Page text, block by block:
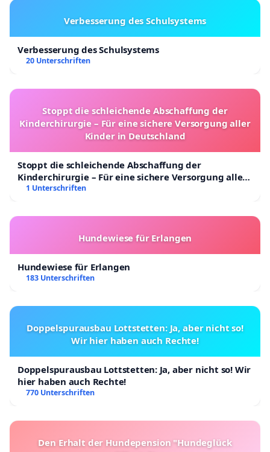
Verbesserung des Schulsystems
Verbesserung des Schulsystems
20 Unterschriften
Stoppt die schleichende Abschaffung der
Kinderchirurgie – Für eine sichere Versorgung aller
Kinder in Deutschland
Stoppt die schleichende Abschaffung der
Kinderchirurgie – Für eine sichere Versorgung aller
Kinder in Deutschland
1 Unterschriften
Hundewiese für Erlangen
Hundewiese für Erlangen
183 Unterschriften
Doppelspurausbau Lottstetten: Ja, aber nicht so!
Wir hier haben auch Rechte!
Doppelspurausbau Lottstetten: Ja, aber nicht so! Wir
hier haben auch Rechte!
770 Unterschriften
Den Erhalt der Hundepension "Hundeglück